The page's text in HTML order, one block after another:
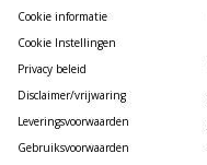
Cookie informatie
Cookie Instellingen
Privacy beleid
Disclaimer/vrijwaring
Leveringsvoorwaarden
Gebruiksvoorwaarden